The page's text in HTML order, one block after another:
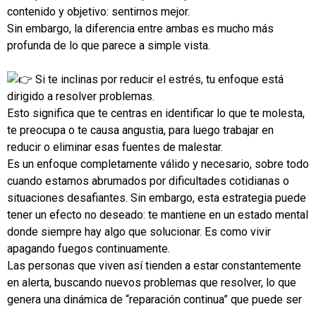
contenido y objetivo: sentirnos mejor.
Sin embargo, la diferencia entre ambas es mucho más
profunda de lo que parece a simple vista.
Si te inclinas por reducir el estrés, tu enfoque está
dirigido a resolver problemas.
Esto significa que te centras en identificar lo que te molesta,
te preocupa o te causa angustia, para luego trabajar en
reducir o eliminar esas fuentes de malestar.
Es un enfoque completamente válido y necesario, sobre todo
cuando estamos abrumados por dificultades cotidianas o
situaciones desafiantes. Sin embargo, esta estrategia puede
tener un efecto no deseado: te mantiene en un estado mental
donde siempre hay algo que solucionar. Es como vivir
apagando fuegos continuamente.
Las personas que viven así tienden a estar constantemente
en alerta, buscando nuevos problemas que resolver, lo que
genera una dinámica de “reparación continua” que puede ser